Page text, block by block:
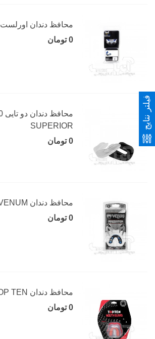
محافظ دندان اورلست
0 تومان
SUPERIOR
0 تومان
محافظ دندان VENUM مدل Predator
0 تومان
محافظ دندان TOP TEN
0 تومان
فیلتر نتایج